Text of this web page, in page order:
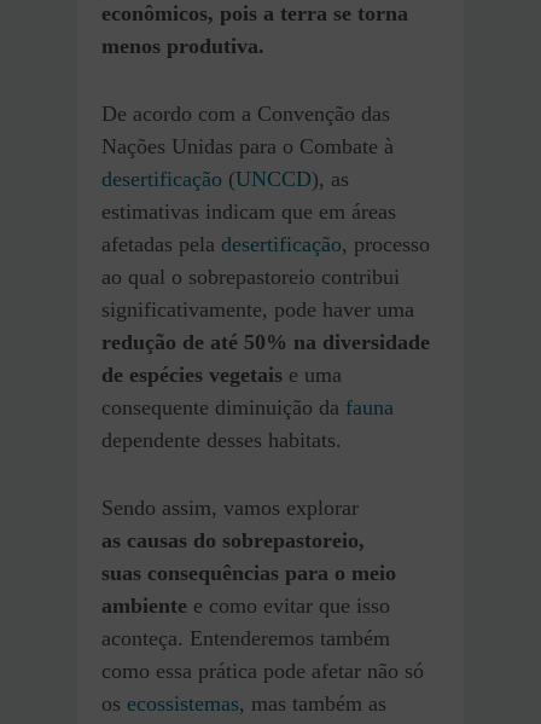
econômicos, pois a terra se torna
menos produtiva.
De acordo com a Convenção das
Nações Unidas para o Combate à
desertificação (UNCCD), as
estimativas indicam que em áreas
afetadas pela desertificação, processo
ao qual o sobrepastoreio contribui
significativamente, pode haver uma
redução de até 50% na diversidade
de espécies vegetais e uma
consequente diminuição da fauna
dependente desses habitats.
Sendo assim, vamos explorar
as causas do sobrepastoreio,
suas consequências para o meio
ambiente e como evitar que isso
aconteça. Entenderemos também
como essa prática pode afetar não só
os ecossistemas, mas também as